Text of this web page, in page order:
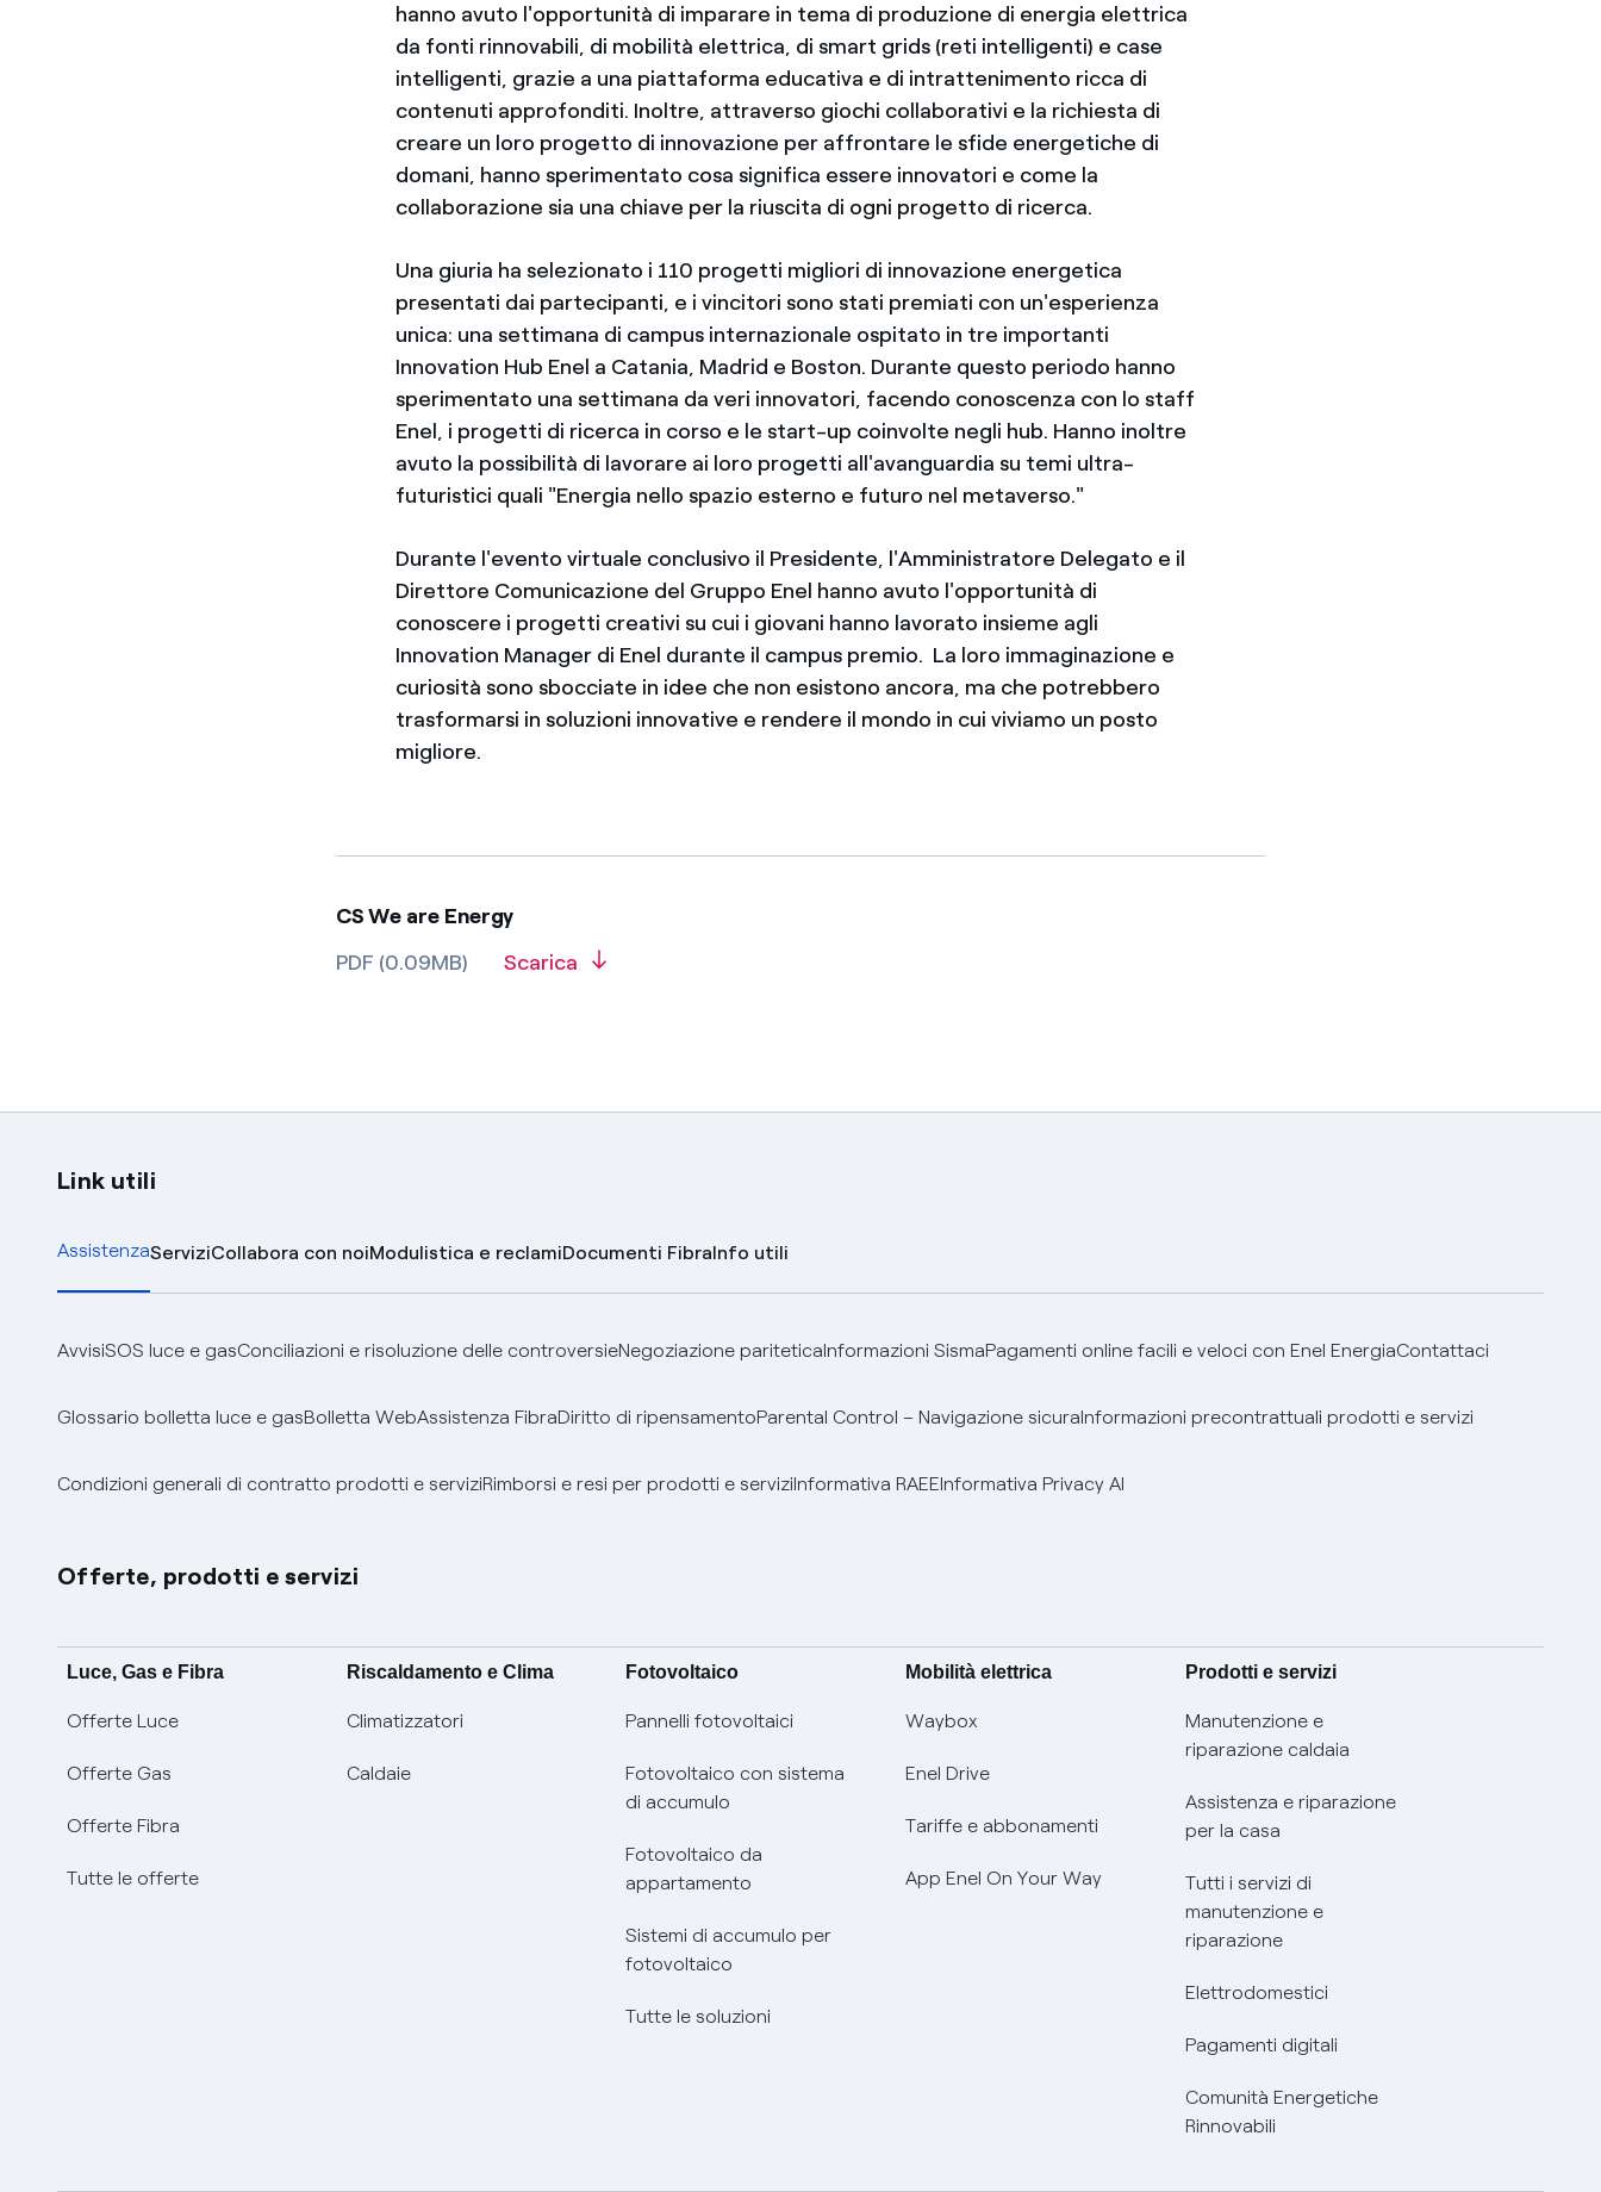
hanno avuto l'opportunità di imparare in tema di produzione di energia elettrica
da fonti rinnovabili, di mobilità elettrica, di smart grids (reti intelligenti) e case
intelligenti, grazie a una piattaforma educativa e di intrattenimento ricca di
contenuti approfonditi. Inoltre, attraverso giochi collaborativi e la richiesta di
creare un loro progetto di innovazione per affrontare le sfide energetiche di
domani, hanno sperimentato cosa significa essere innovatori e come la
collaborazione sia una chiave per la riuscita di ogni progetto di ricerca.
Una giuria ha selezionato i 110 progetti migliori di innovazione energetica
presentati dai partecipanti, e i vincitori sono stati premiati con un'esperienza
unica: una settimana di campus internazionale ospitato in tre importanti
Innovation Hub Enel a Catania, Madrid e Boston. Durante questo periodo hanno
sperimentato una settimana da veri innovatori, facendo conoscenza con lo staff
Enel, i progetti di ricerca in corso e le start-up coinvolte negli hub. Hanno inoltre
avuto la possibilità di lavorare ai loro progetti all'avanguardia su temi ultra-
futuristici quali "Energia nello spazio esterno e futuro nel metaverso."
Durante l'evento virtuale conclusivo il Presidente, l'Amministratore Delegato e il
Direttore Comunicazione del Gruppo Enel hanno avuto l'opportunità di
conoscere i progetti creativi su cui i giovani hanno lavorato insieme agli
Innovation Manager di Enel durante il campus premio. La loro immaginazione e
curiosità sono sbocciate in idee che non esistono ancora, ma che potrebbero
trasformarsi in soluzioni innovative e rendere il mondo in cui viviamo un posto
migliore.
CS We are Energy
PDF (0.09MB)
Scarica
Link utili
AssistenzaServiziCollabora con noiModulistica e reclamiDocumenti FibraInfo utili
AvvisiSOS luce e gasConciliazioni e risoluzione delle controversieNegoziazione pariteticaInformazioni SismaPagamenti online facili e veloci con Enel EnergiaContattaci
Glossario bolletta luce e gasBolletta WebAssistenza FibraDiritto di ripensamentoParental Control – Navigazione sicuraInformazioni precontrattuali prodotti e servizi
Condizioni generali di contratto prodotti e serviziRimborsi e resi per prodotti e serviziInformativa RAEEInformativa Privacy AI
Offerte, prodotti e servizi
Luce, Gas e Fibra
Offerte Luce
Offerte Gas
Offerte Fibra
Tutte le offerte
Riscaldamento e Clima
Climatizzatori
Caldaie
Fotovoltaico
Pannelli fotovoltaici
Fotovoltaico con sistema
di accumulo
Fotovoltaico da
appartamento
Sistemi di accumulo per
fotovoltaico
Tutte le soluzioni
Mobilità elettrica
Waybox
Enel Drive
Tariffe e abbonamenti
App Enel On Your Way
Prodotti e servizi
Manutenzione e
riparazione caldaia
Assistenza e riparazione
per la casa
Tutti i servizi di
manutenzione e
riparazione
Elettrodomestici
Pagamenti digitali
Comunità Energetiche
Rinnovabili